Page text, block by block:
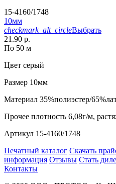
15-4160/1748
10мм
checkmark_alt_circleВыбрать
21.90 р.
По 50 м
Цвет серый
Размер 10мм
Материал 35%полиэстер/
Прочее плотность 6,08г/м,
Артикул 15-4160/1748
Печатный каталог Скачать
информация Отзывы Стать
Контакты